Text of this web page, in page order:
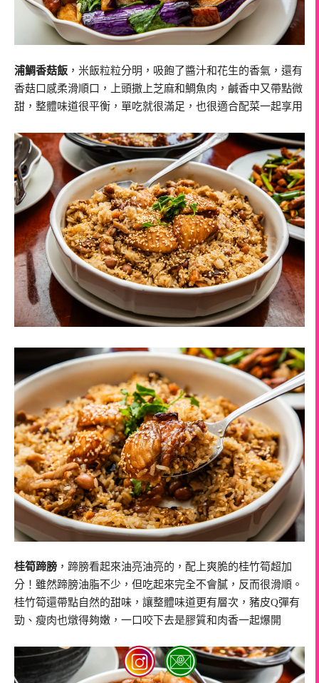
浦鯛香菇飯 ，米飯粒粒分明，吸飽了醬汁和花生的香氣，還有
香菇口感柔滑順口，上頭撒上芝麻和鯛魚肉，鹹香中又帶點微
甜，整體味道很平衡，單吃就很滿足，也很適合配菜一起享用
桂筍蹄膀 ，蹄膀看起來油亮油亮的，配上爽脆的桂竹筍超加
分！雖然蹄膀油脂不少，但吃起來完全不會膩，反而很滑順。
桂竹筍還帶點自然的甜味，讓整體味道更有層次，豬皮Q彈有
勁、瘦肉也燉得夠嫩，一口咬下去是膠質和肉香一起爆開